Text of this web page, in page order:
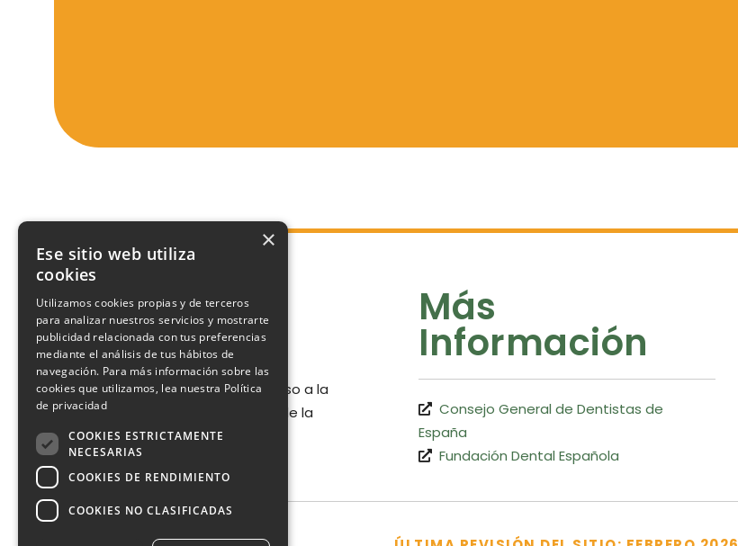
Portal de Transparencia, Acceso a la
Información y Buen Gobierno de la
Fundación Dental Española.
Más
Información
Consejo General de Dentistas de
España
Fundación Dental Española
×
Ese sitio web utiliza
cookies
Utilizamos cookies propias y de terceros
para analizar nuestros servicios y mostrarte
publicidad relacionada con tus preferencias
mediante el análisis de tus hábitos de
navegación. Para más información sobre las
cookies que utilizamos, lea nuestra Política
de privacidad
COOKIES ESTRICTAMENTE
NECESARIAS
COOKIES DE RENDIMIENTO
COOKIES NO CLASIFICADAS